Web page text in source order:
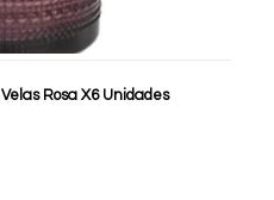
Rosa X6 Unidades